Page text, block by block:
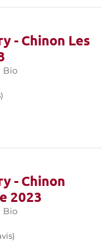
- Chinon Les
Bio
)
- Chinon
2023
Bio
)